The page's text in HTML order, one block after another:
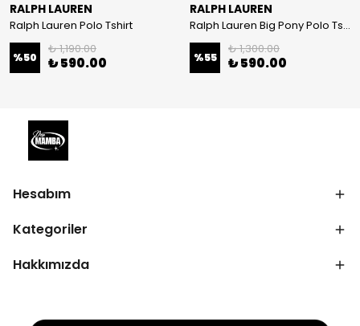
RALPH LAUREN
Ralph Lauren Polo Tshirt
%50
₺ 1,190.00
₺ 590.00
RALPH LAUREN
Ralph Lauren Big Pony Polo Tshirt
%55
₺ 1,300.00
₺ 590.00
Hesabım
Kategoriler
Hakkımızda